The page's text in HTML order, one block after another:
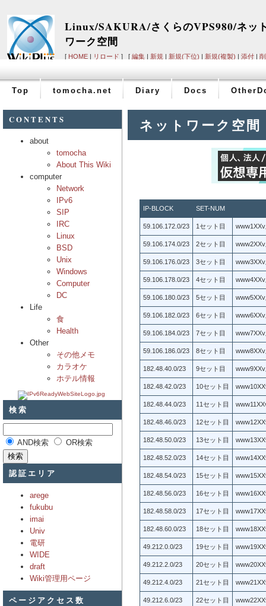
Linux/SAKURA/さくらのVPS980/ネッ
ワーク空間
[ HOME | リロード ] [ 編集 | 新規 | 新規(下位) | 新規(複製) | 添付 |
Top tomocha.net Diary Docs
CONTENTS
about
tomocha
About This Wiki
computer
Network
IPv6
SIP
IRC
Linux
BSD
Unix
Windows
Computer
DC
Life
食
Health
Other
その他メモ
カラオケ
ホテル情報
検索
AND検索 OR検索
認証エリア
arege
fukubu
imai
Univ
電研
WIDE
draft
Wiki管理用ページ
ページアクセス数
ネットワーク空間
IP-BLOCK SET-NUM
59.106.172.0/23 1セット目
59.106.174.0/23 2セット目
59.106.176.0/23 3セット目
59.106.178.0/23 4セット目
59.106.180.0/23 5セット目
59.106.182.0/23 6セット目
59.106.184.0/23 7セット目
59.106.186.0/23 8セット目
182.48.40.0/23 9セット目
182.48.42.0/23 10セット目
182.48.44.0/23 11セット目
182.48.46.0/23 12セット目
182.48.50.0/23 13セット目
182.48.52.0/23 14セット目
182.48.54.0/23 15セット目
182.48.56.0/23 16セット目
182.48.58.0/23 17セット目
182.48.60.0/23 18セット目
49.212.0.0/23 19セット目
49.212.2.0/23 20セット目
49.212.4.0/23 21セット目
49.212.6.0/23 22セット目